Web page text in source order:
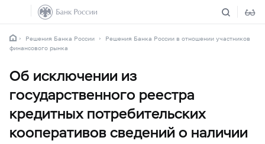
Решения Банка России
Решения Банка России в отношении участников
финансового рынка
Об исключении из
государственного реестра
кредитных потребительских
кооперативов сведений о наличии